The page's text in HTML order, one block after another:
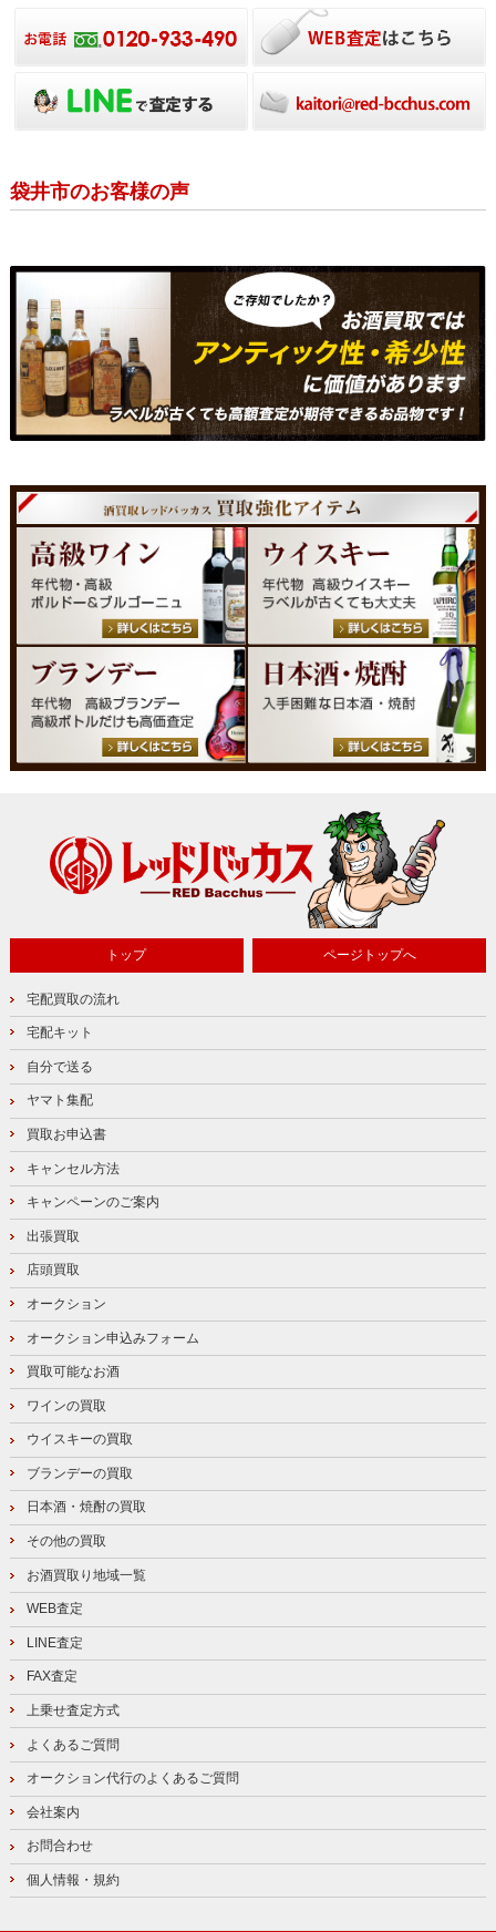
袋井市のお客様の声
トップ ページトップへ
宅配買取の流れ
宅配キット
自分で送る
ヤマト集配
買取お申込書
キャンセル方法
キャンペーンのご案内
出張買取
店頭買取
オークション
オークション申込みフォーム
買取可能なお酒
ワインの買取
ウイスキーの買取
ブランデーの買取
日本酒・焼酎の買取
その他の買取
お酒買取り地域一覧
WEB査定
LINE査定
FAX査定
上乗せ査定方式
よくあるご質問
オークション代行のよくあるご質問
会社案内
お問合わせ
個人情報・規約